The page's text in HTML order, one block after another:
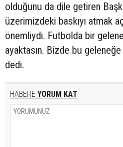
olduğunu da dile getiren
üzerimizdeki baskıyı atmak
önemliydi. Futbolda bir
ayaktasın. Bizde bu
dedi.
HABERE YORUM KAT